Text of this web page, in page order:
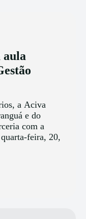
aula
a Aciva
e do
com a
feira, 20,